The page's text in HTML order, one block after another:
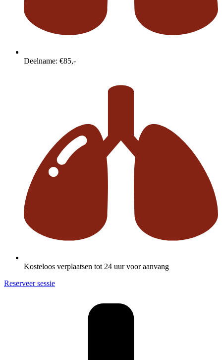
Deelname: €85,-
Kosteloos verplaatsen tot 24 uur voor aanvang
Reserveer sessie